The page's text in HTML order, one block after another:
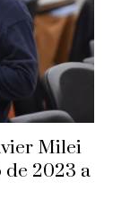
Milei
de 2023 a